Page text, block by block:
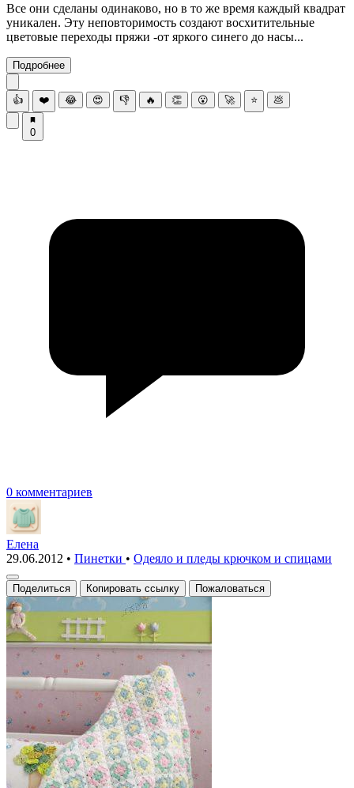
Все они сделаны одинаково, но в то же время каждый квадрат
уникален. Эту неповторимость создают восхитительные
цветовые переходы пряжи -от яркого синего до насы...
Подробнее
👍 ❤️ 😂 😍 👎 🔥 👏 😮 🚀 ⭐ 💩
0
0 комментариев
Елена
29.06.2012 • Пинетки • Одеяло и пледы крючком и спицами
Поделиться Копировать ссылку Пожаловаться